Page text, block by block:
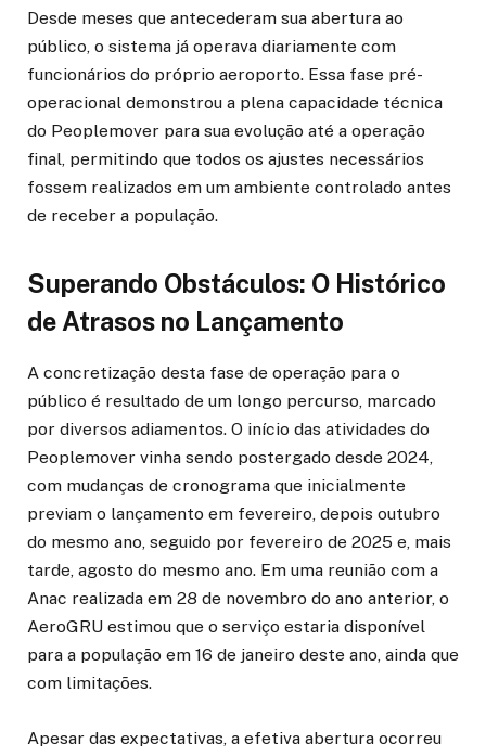
Desde meses que antecederam sua abertura ao
público, o sistema já operava diariamente com
funcionários do próprio aeroporto. Essa fase pré-
operacional demonstrou a plena capacidade técnica
do Peoplemover para sua evolução até a operação
final, permitindo que todos os ajustes necessários
fossem realizados em um ambiente controlado antes
de receber a população.
Superando Obstáculos: O Histórico
de Atrasos no Lançamento
A concretização desta fase de operação para o
público é resultado de um longo percurso, marcado
por diversos adiamentos. O início das atividades do
Peoplemover vinha sendo postergado desde 2024,
com mudanças de cronograma que inicialmente
previam o lançamento em fevereiro, depois outubro
do mesmo ano, seguido por fevereiro de 2025 e, mais
tarde, agosto do mesmo ano. Em uma reunião com a
Anac realizada em 28 de novembro do ano anterior, o
AeroGRU estimou que o serviço estaria disponível
para a população em 16 de janeiro deste ano, ainda que
com limitações.
Apesar das expectativas, a efetiva abertura ocorreu